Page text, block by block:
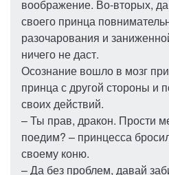
воображение. Во-вторых,
своего принца
разочарования и
ничего не даст.
Осознание вошло в мозг
принца с другой стороны и
своих действий.
– Ты прав, дракон. Прости
поедим? – принцесса
своему коню.
– Да без проблем, давай